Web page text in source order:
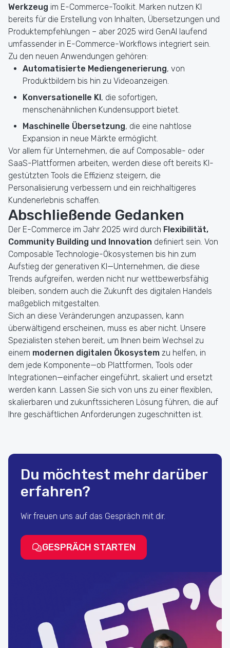
Werkzeug im E-Commerce-Toolkit. Marken nutzen KI
bereits für die Erstellung von Inhalten, Übersetzungen und
Produktempfehlungen – aber 2025 wird GenAI laufend
umfassender in E-Commerce-Workflows integriert sein.
Zu den neuen Anwendungen gehören:
Automatisierte Mediengenerierung, von
Produktbildern bis hin zu Videoanzeigen.
Konversationelle KI, die sofortigen,
menschenähnlichen Kundensupport bietet.
Maschinelle Übersetzung, die eine nahtlose
Expansion in neue Märkte ermöglicht.
Vor allem für Unternehmen, die auf Composable- oder
SaaS-Plattformen arbeiten, werden diese oft bereits KI-
gestützten Tools die Effizienz steigern, die
Personalisierung verbessern und ein reichhaltigeres
Kundenerlebnis schaffen.
Abschließende Gedanken
Der E-Commerce im Jahr 2025 wird durch Flexibilität,
Community Building und Innovation definiert sein. Von
Composable Technologie-Ökosystemen bis hin zum
Aufstieg der generativen KI—Unternehmen, die diese
Trends aufgreifen, werden nicht nur wettbewerbsfähig
bleiben, sondern auch die Zukunft des digitalen Handels
maßgeblich mitgestalten.
Sich an diese Veränderungen anzupassen, kann
überwältigend erscheinen, muss es aber nicht. Unsere
Spezialisten stehen bereit, um Ihnen beim Wechsel zu
einem modernen digitalen Ökosystem zu helfen, in
dem jede Komponente—ob Plattformen, Tools oder
Integrationen—einfacher eingeführt, skaliert und ersetzt
werden kann. Lassen Sie sich von uns zu einer flexiblen,
skalierbaren und zukunftssicheren Lösung führen, die auf
Ihre geschäftlichen Anforderungen zugeschnitten ist.
Du möchtest mehr darüber
erfahren?
Wir freuen uns auf das Gespräch mit dir.
GESPRÄCH STARTEN